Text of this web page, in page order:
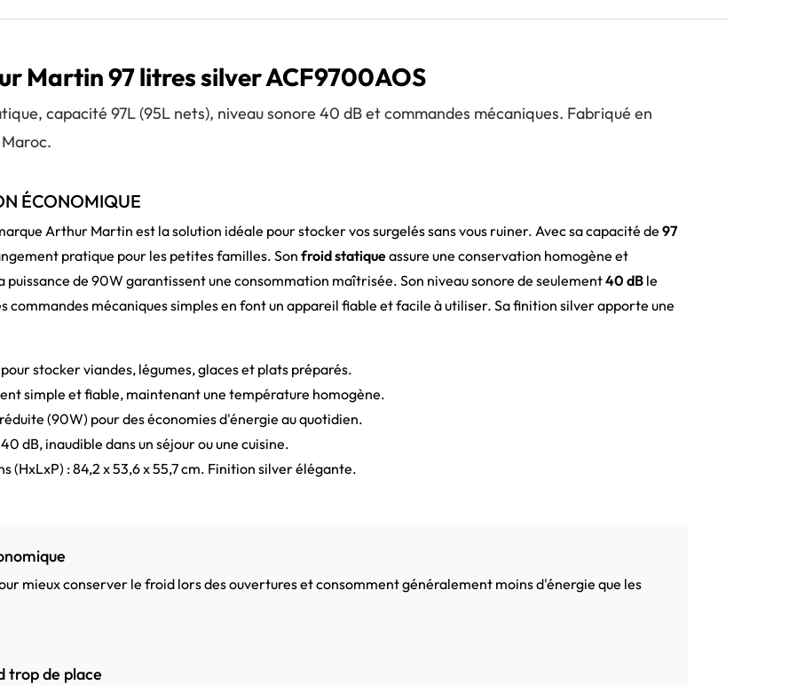
Martin 97 litres silver ACF9700AOS
capacité 97L (95L nets), niveau sonore 40 dB et commandes mécaniques. Fabriqué en
ÉCONOMIQUE
Arthur Martin est la solution idéale pour stocker vos surgelés sans vous ruiner. Avec sa capacité de 97
pratique pour les petites familles. Son froid statiqueassure une conservation homogène et
puissance de 90W garantissent une consommation maîtrisée. Son niveau sonore de seulement40 dB le
commandes mécaniques simples en font un appareil fiable et facile à utiliser. Sa finition silver apporte une
stocker viandes, légumes, glaces et plats préparés.
simple et fiable, maintenant une température homogène.
(90W) pour des économies d'énergie au quotidien.
dB, inaudible dans un séjour ou une cuisine.
(HxLxP) : 84,2 x 53,6 x 55,7 cm. Finition silver élégante.
mieux conserver le froid lors des ouvertures et consomment généralement moins d'énergie que les
trop de place